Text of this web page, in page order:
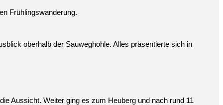
Frühlingswanderung.
oberhalb der Sauweghohle. Alles präsentierte sich in
Aussicht. Weiter ging es zum Heuberg und nach rund 11